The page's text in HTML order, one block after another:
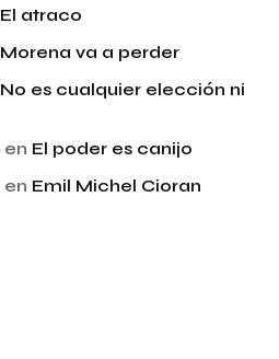
El atraco
Morena va a perder
No es cualquier elección ni
en El poder es canijo
en Emil Michel Cioran